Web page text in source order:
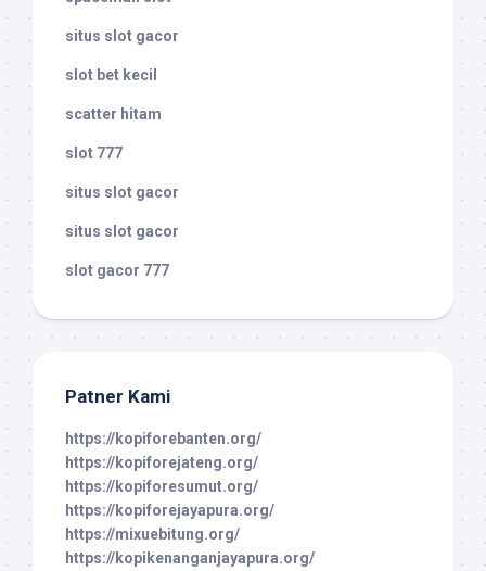
situs slot gacor
slot bet kecil
scatter hitam
slot 777
situs slot gacor
situs slot gacor
slot gacor 777
Patner Kami
https://kopiforebanten.org/
https://kopiforejateng.org/
https://kopiforesumut.org/
https://kopiforejayapura.org/
https://mixuebitung.org/
https://kopikenanganjayapura.org/